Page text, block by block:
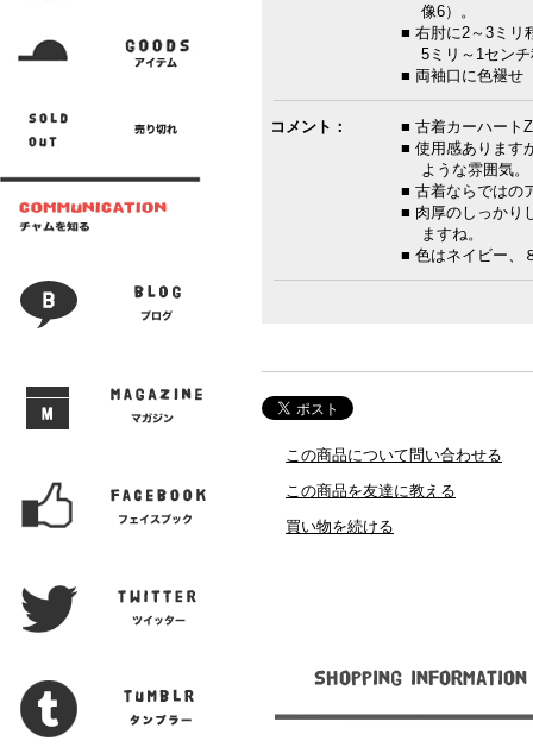
像6）。
■ 右肘に2～3ミリ
5ミリ～1センチ
■ 両袖口に色褪せ
コメント：
■ 古着カーハート
■ 使用感あります
ような雰囲気。
■ 古着ならではの
■ 肉厚のしっかり
ますね。
■ 色はネイビー、
この商品について問い合わせる
この商品を友達に教える
買い物を続ける